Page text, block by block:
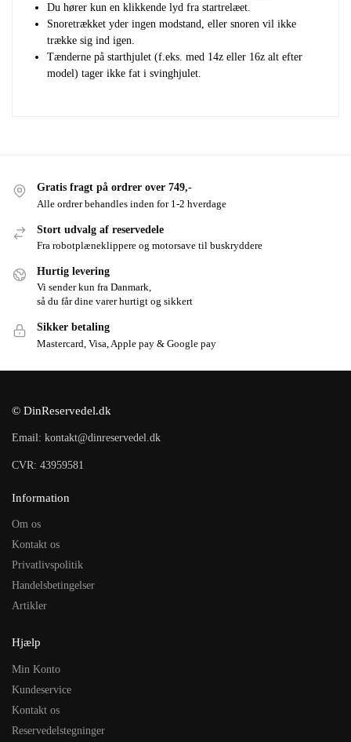
Du hører kun en klikkende lyd fra startrelæet.
Snoretrækket yder ingen modstand, eller snoren vil ikke
trække sig ind igen.
Tænderne på starthjulet (f.eks. med 14z eller 16z alt efter
model) tager ikke fat i svinghjulet.
Gratis fragt på ordrer over 749,-
Alle ordrer behandles inden for 1-2 hverdage
Stort udvalg af reservedele
Fra robotplæneklippere og motorsave til buskryddere
Hurtig levering
Vi sender kun fra Danmark,
så du får dine varer hurtigt og sikkert
Sikker betaling
Mastercard, Visa, Apple pay & Google pay
© DinReservedel.dk
Email: kontakt@dinreservedel.dk
CVR: 43959581
Information
Om os
Kontakt os
Privatlivspolitik
Handelsbetingelser
Artikler
Hjælp
Min Konto
Kundeservice
Kontakt os
Reservedelstegninger